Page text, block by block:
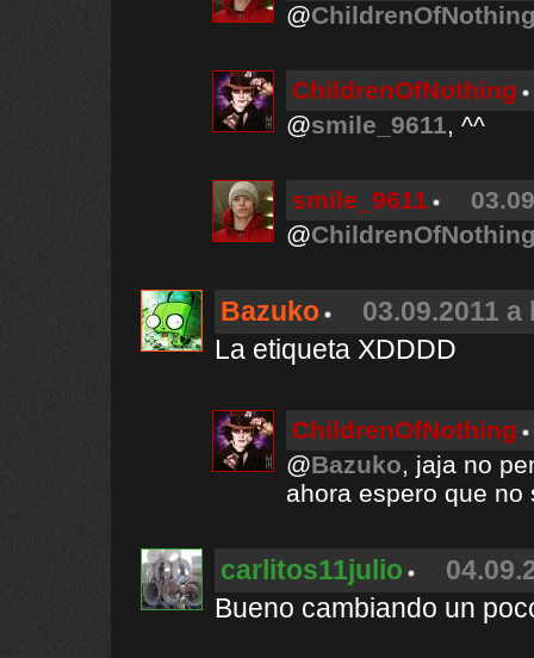
@
ChildrenOfNothing
@smile_9611, ^^
smile_9611
@
Bazuko
03.09.2011 a
La etiqueta XDDDD
ChildrenOfNothing
@Bazuko, jaja no
ahora espero que no
carlitos11julio
Bueno cambiando un